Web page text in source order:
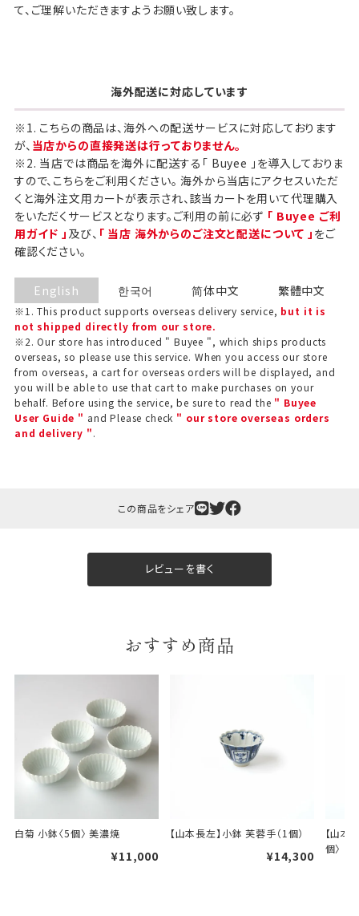
て、ご理解いただきますようお願い致します。
海外配送に対応しています
※1. こちらの商品は、海外への配送サービスに対応しております
が、 当店からの直接発送は行っておりません。
※2. 当店では商品を海外に配送する「 Buyee 」を導入しておりま
すので、こちらをご利用ください。 海外から当店にアクセスいただ
くと海外注文用カートが表示され、該当カートを用いて代理購入
をいただくサービスとなります。ご利用の前に必ず 「 Buyee ご利
用ガイド 」 及び、 「 当店 海外からのご注文と配送について 」 をご
確認ください。
English
※1. This product supports overseas delivery service, but it is
not shipped directly from our store.
※2. Our store has introduced " Buyee ", which ships products
overseas, so please use this service. When you access our store
from overseas, a cart for overseas orders will be displayed, and
you will be able to use that cart to make purchases on your
behalf. Before using the service, be sure to read the " Buyee
User Guide " and Please check " our store overseas orders
and delivery ".
한국어 简体中文 繁體中文
この商品をシェア
レビューを書く
おすすめ商品
白菊 小鉢〈5個〉 美濃焼
¥11,000
【山本長左】小鉢 芙蓉手（1個）
¥14,300
【山本
個〉